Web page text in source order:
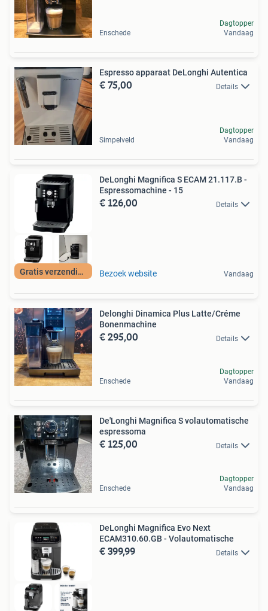
Enschede
Dagtopper
Vandaag
Espresso apparaat DeLonghi Autentica
€ 75,00 Details
Simpelveld
Dagtopper
Vandaag
Gratis verzending
DeLonghi Magnifica S ECAM 21.117.B -
Espressomachine - 15
€ 126,00 Details
Bezoek website Vandaag
Delonghi Dinamica Plus Latte/Créme
Bonenmachine
€ 295,00 Details
Enschede
Dagtopper
Vandaag
De'Longhi Magnifica S volautomatische
espressoma
€ 125,00 Details
Enschede
Dagtopper
Vandaag
DeLonghi Magnifica Evo Next
ECAM310.60.GB - Volautomatische
€ 399,99 Details